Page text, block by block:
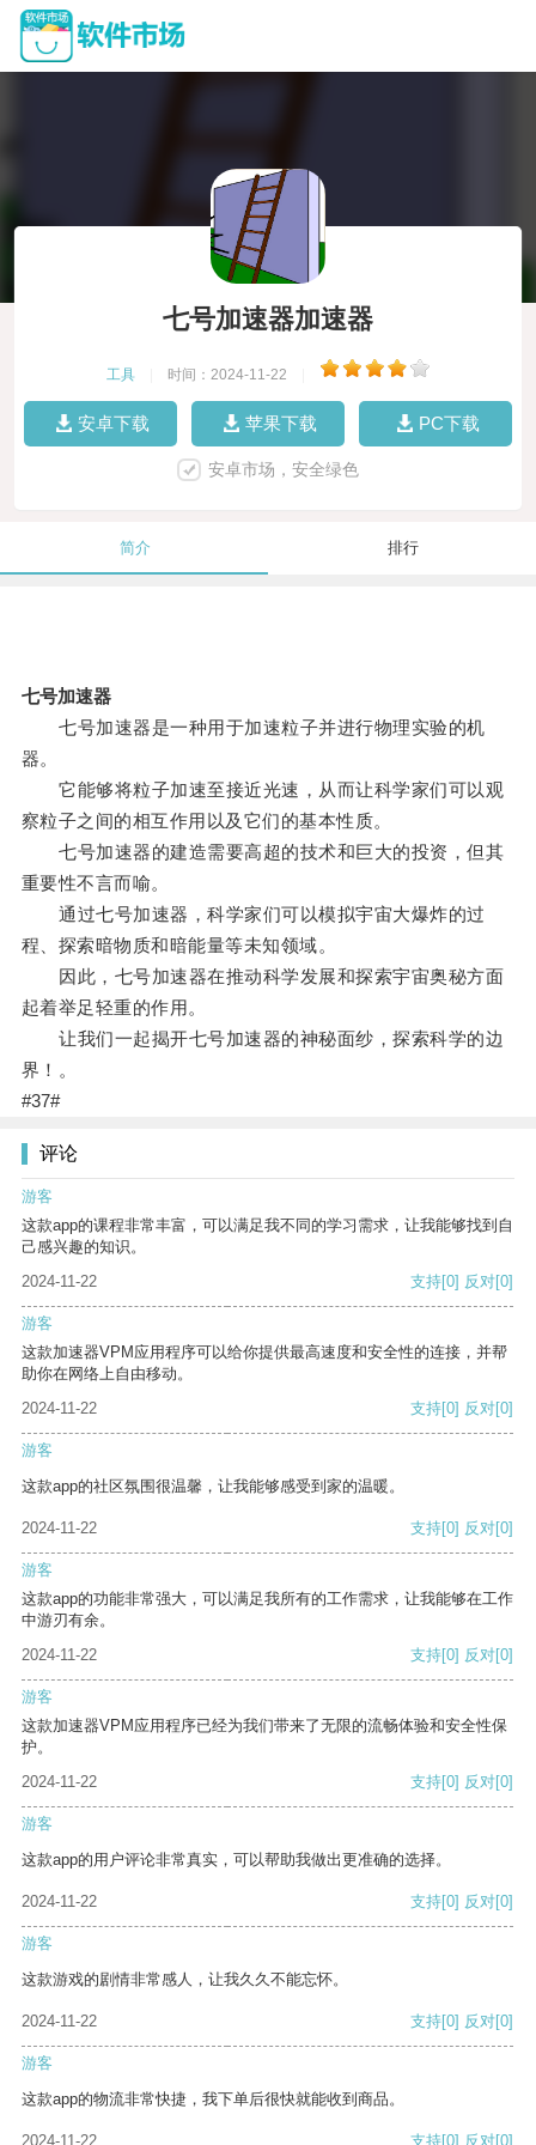
七号加速器加速器
工具 时间：2024-11-22
安卓下载 苹果下载 PC下载
安卓市场，安全绿色
简介 排行
七号加速器
七号加速器是一种用于加速粒子并进行物理实验的机
器。
它能够将粒子加速至接近光速，从而让科学家们可以观
察粒子之间的相互作用以及它们的基本性质。
七号加速器的建造需要高超的技术和巨大的投资，但其
重要性不言而喻。
通过七号加速器，科学家们可以模拟宇宙大爆炸的过
程、探索暗物质和暗能量等未知领域。
因此，七号加速器在推动科学发展和探索宇宙奥秘方面
起着举足轻重的作用。
让我们一起揭开七号加速器的神秘面纱，探索科学的边
界！。
#37#
评论
游客
这款app的课程非常丰富，可以满足我不同的学习需求，让我能够找到自
己感兴趣的知识。
2024-11-22
支持[0] 反对[0]
游客
这款加速器VPM应用程序可以给你提供最高速度和安全性的连接，并帮
助你在网络上自由移动。
2024-11-22
支持[0] 反对[0]
游客
这款app的社区氛围很温馨，让我能够感受到家的温暖。
2024-11-22 支持[0] 反对[0]
游客
这款app的功能非常强大，可以满足我所有的工作需求，让我能够在工作
中游刃有余。
2024-11-22
支持[0] 反对[0]
游客
这款加速器VPM应用程序已经为我们带来了无限的流畅体验和安全性保
护。
2024-11-22
支持[0] 反对[0]
游客
这款app的用户评论非常真实，可以帮助我做出更准确的选择。
2024-11-22 支持[0] 反对[0]
游客
这款游戏的剧情非常感人，让我久久不能忘怀。
2024-11-22 支持[0] 反对[0]
游客
这款app的物流非常快捷，我下单后很快就能收到商品。
2024-11-22 支持[0] 反对[0]